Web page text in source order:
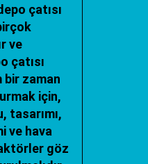
çatısı
ve
çatısı
bir zaman
için,
tasarımı,
ve hava
göz